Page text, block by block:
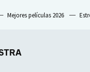
Mejores películas 2026